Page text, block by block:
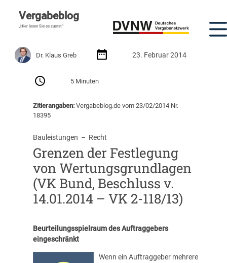
Vergabeblog
„Hier lesen Sie es zuerst“
Dr. Klaus Greb 23. Februar 2014
5 Minuten
Zitierangaben:Vergabeblog.de vom 23/02/2014 Nr.
18395
Bauleistungen
  –
Recht
Grenzen der Festlegung
von Wertungsgrundlagen
(VK Bund, Beschluss v.
14.01.2014 – VK 2-118/13)
Beurteilungsspielraum des Auftraggebers
eingeschränkt
Wenn ein Auftraggeber mehrere